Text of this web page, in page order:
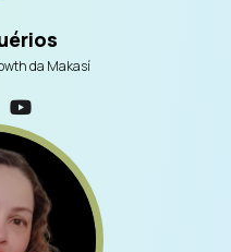
da Makasí